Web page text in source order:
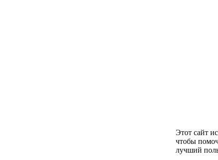
Этот сайт
чтобы
лучший